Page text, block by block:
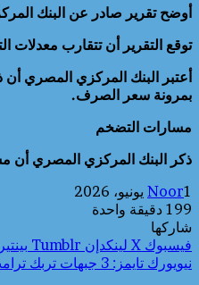
أوضح تقرير صادر عن البنك
توقع التقرير أن تتقارب معدلات التضخم السنوية لمستويات متباطئة في
أعتبر البنك المركزي المصري
بمرونة سعر الصرف.
مسارات التضخم
ذكر البنك المركزي المصري أن
Noor1 يونيو، 2026
199 دقيقة واحدة
شاركها
فيسبوك ‫X لينكدإن
نيويورك تايمز: 3 جبهات تربك ترامب وتكشف حدود أمريكا